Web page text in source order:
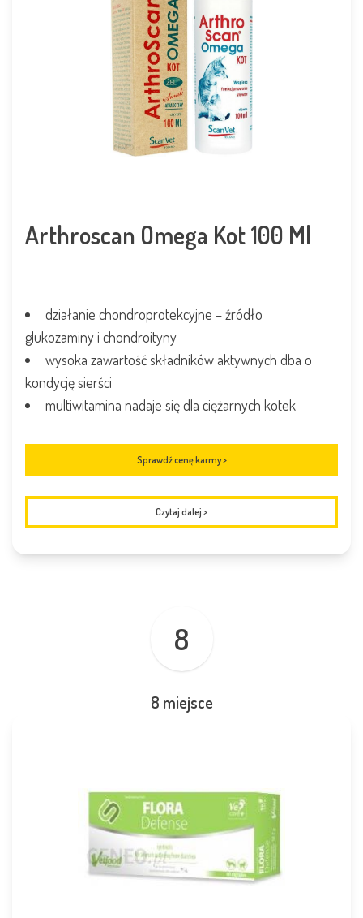
Arthroscan Omega Kot 100 Ml
działanie chondroprotekcyjne – źródło
glukozaminy i chondroityny
wysoka zawartość składników aktywnych dba o
kondycję sierści
multiwitamina nadaje się dla ciężarnych kotek
Sprawdź cenę karmy >
Czytaj dalej >
8
8 miejsce